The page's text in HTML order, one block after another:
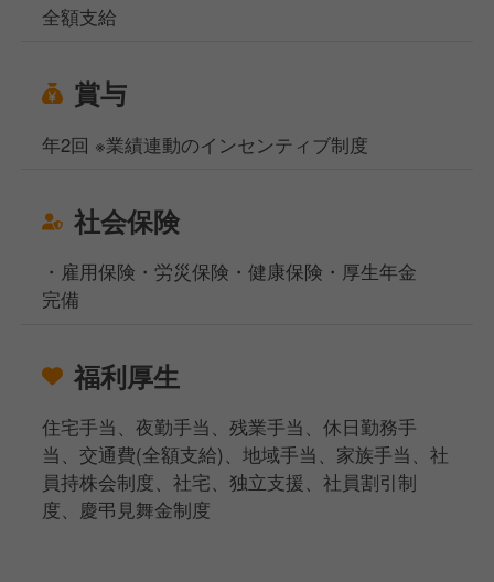
全額支給
賞与
年2回 ※業績連動のインセンティブ制度
社会保険
・雇用保険・労災保険・健康保険・厚生年金
完備
福利厚生
住宅手当、夜勤手当、残業手当、休日勤務手
当、交通費(全額支給)、地域手当、家族手当、社
員持株会制度、社宅、独立支援、社員割引制
度、慶弔見舞金制度